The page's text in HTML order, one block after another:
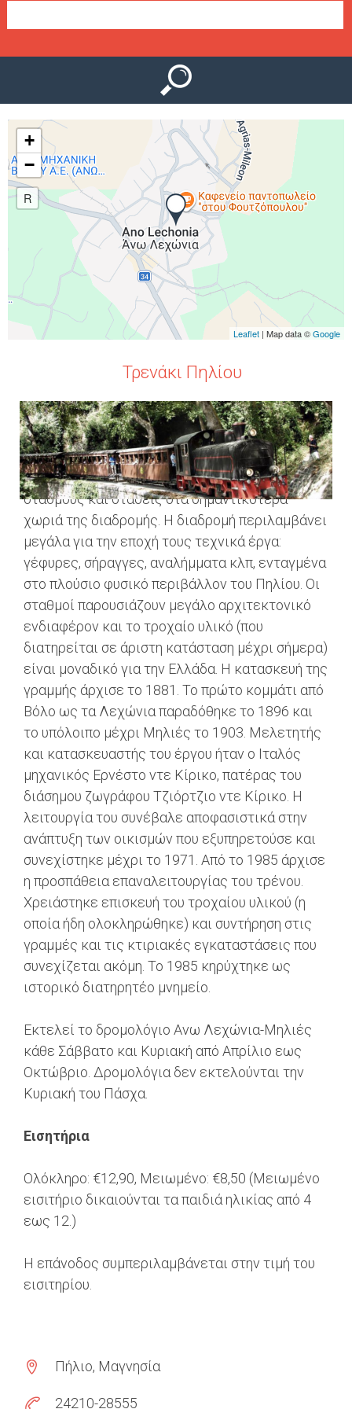
ε
ο
+
−
R
Leaflet | Map data ©Google
Τρενάκι Πηλίου
Πρόκειται για μία λιλιπούτεια (πλάτους 0.60 μ.)
γραμμή τρένου με αφετηρία το Βόλο, τέρμα στις
Μηλιές (28 χλμ. απόσταση) και ενδιάμεσους
σταθμούς και στάσεις στα σημαντικότερα
χωριά της διαδρομής. Η διαδρομή περιλαμβάνει
μεγάλα για την εποχή τους τεχνικά έργα:
γέφυρες, σήραγγες, αναλήμματα κλπ, ενταγμένα
στο πλούσιο φυσικό περιβάλλον του Πηλίου. Οι
σταθμοί παρουσιάζουν μεγάλο αρχιτεκτονικό
ενδιαφέρον και το τροχαίο υλικό (που
διατηρείται σε άριστη κατάσταση μέχρι σήμερα)
είναι μοναδικό για την Ελλάδα. Η κατασκευή της
γραμμής άρχισε το 1881. Το πρώτο κομμάτι από
Βόλο ως τα Λεχώνια παραδόθηκε το 1896 και
το υπόλοιπο μέχρι Μηλιές το 1903. Μελετητής
και κατασκευαστής του έργου ήταν ο Ιταλός
μηχανικός Ερνέστο ντε Κίρικο, πατέρας του
διάσημου ζωγράφου Τζιόρτζιο ντε Κίρικο. Η
λειτουργία του συνέβαλε αποφασιστικά στην
ανάπτυξη των οικισμών που εξυπηρετούσε και
συνεχίστηκε μέχρι το 1971. Από το 1985 άρχισε
η προσπάθεια επαναλειτουργίας του τρένου.
Χρειάστηκε επισκευή του τροχαίου υλικού (η
οποία ήδη ολοκληρώθηκε) και συντήρηση στις
γραμμές και τις κτιριακές εγκαταστάσεις που
συνεχίζεται ακόμη. Το 1985 κηρύχτηκε ως
ιστορικό διατηρητέο μνημείο.
Eκτελεί το δρομολόγιο Ανω Λεχώνια-Μηλιές
κάθε Σάββατο και Κυριακή από Απρίλιο εως
Οκτώβριο. Δρομολόγια δεν εκτελούνται την
Κυριακή του Πάσχα.
Εισητήρια
Ολόκληρο: €12,90, Μειωμένο: €8,50 (Μειωμένο
εισιτήριο δικαιούνται τα παιδιά ηλικίας από 4
εως 12.)
Η επάνοδος συμπεριλαμβάνεται στην τιμή του
εισιτηρίου.
Πήλιο, Μαγνησία
24210-28555